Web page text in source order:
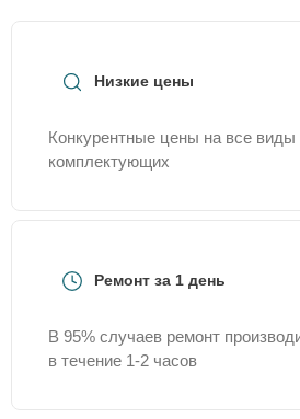
Низкие цены
Конкурентные цены на все виды
комплектующих
Ремонт за 1 день
В 95% случаев ремонт
в течение 1-2 часов